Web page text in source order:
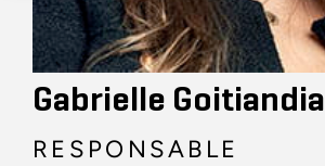
Gabrielle Goitiandia
RESPONSABLE